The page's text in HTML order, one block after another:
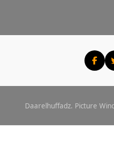
Daarelhuffadz. Picture